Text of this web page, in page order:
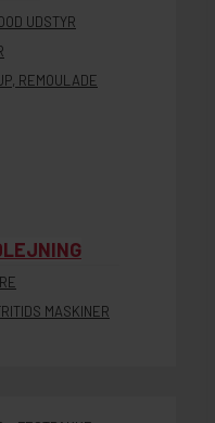
UDSTYR
REMOULADE
MASKINER